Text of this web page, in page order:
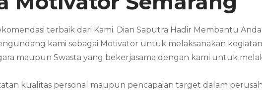
terbaik dari Kami. Dian Saputra Hadir Membantu
kami sebagai Motivator untuk melaksanakan
maupun Swasta yang bekerjasama dengan kami untuk
kualitas personal maupun pencapaian target dalam